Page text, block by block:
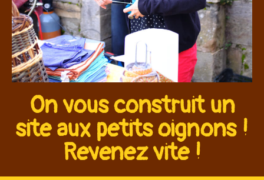
On vous construit un
site aux petits oignons !
Revenez vite !